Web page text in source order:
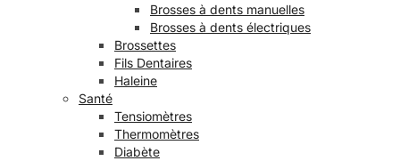
Brosses à dents manuelles
Brosses à dents électriques
Brossettes
Fils Dentaires
Haleine
Santé
Tensiomètres
Thermomètres
Diabète